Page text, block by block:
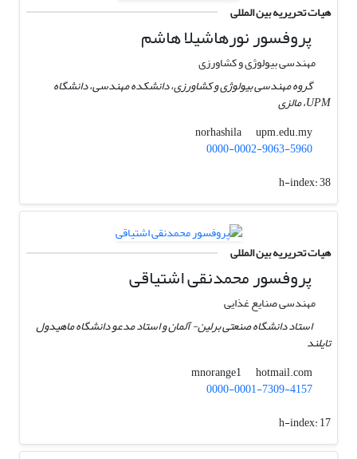
هیات تحریریه بین المللی
پروفسور نورهاشیلا هاشم
مهندسی بیولوژی و کشاورزی
گروه مهندسی بیولوژی و کشاورزی، دانشکده مهندسی، دانشگاه
UPM، مالزی
norhashila
upm.edu.my
0000-0002-9063-5960
h-index:38
هیات تحریریه بین المللی
پروفسور محمدنقی اشتیاقی
مهندسی صنایع غذایی
استاد دانشگاه صنعتی برلین- آلمان و استاد مدعو دانشگاه ماهیدول
تایلند
mnorange1
hotmail.com
0000-0001-7309-4157
h-index:17